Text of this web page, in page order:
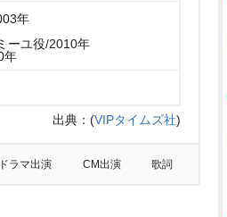
年
ーユ役/2010年
年
出典： (VIPタイムズ社)
ドラマ出演 CM出演 歌詞